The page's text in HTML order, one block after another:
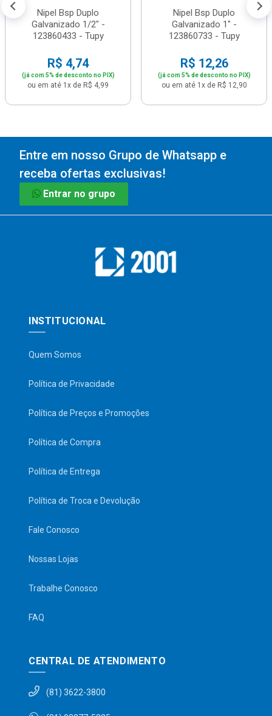
Nipel Bsp Duplo
Galvanizado 1/2" -
123860433 - Tupy
R$ 4,74
(já com 5% de desconto no PIX)
ou em até 1x de R$ 4,99
Nipel Bsp Duplo
Galvanizado 1" -
123860733 - Tupy
R$ 12,26
(já com 5% de desconto no PIX)
ou em até 1x de R$ 12,90
Entre em nosso Grupo de Whatsapp e
receba ofertas exclusivas!
Entrar no grupo
INSTITUCIONAL
Quem Somos
Política de Privacidade
Política de Preços e Promoções
Política de Compra
Política de Entrega
Política de Troca e Devolução
Fale Conosco
Nossas Lojas
Trabalhe Conosco
FAQ
CENTRAL DE ATENDIMENTO
(81) 3622-3800